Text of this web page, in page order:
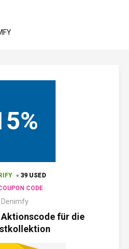
39 USED
CODE
Denimfy
Aktionscode für die